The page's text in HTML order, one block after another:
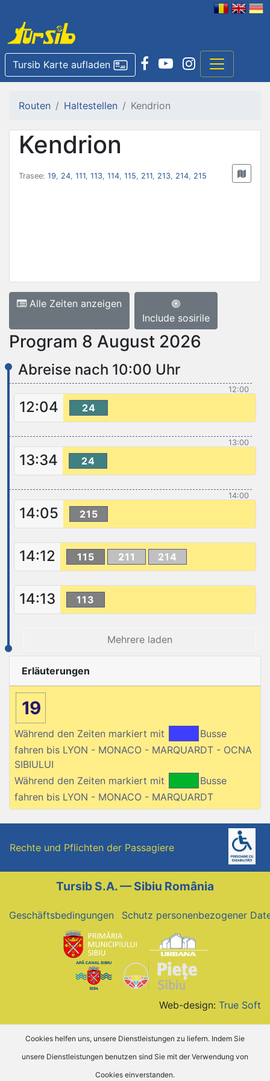
Tursib Karte aufladen
Routen Haltestellen Kendrion
Kendrion
Trasee: 19, 24, 111, 113, 114, 115, 211, 213, 214, 215
Alle Zeiten anzeigen
Include sosirile
Program 8 August 2026
Abreise nach 10:00 Uhr
12:00
12:04 24
13:00
13:34 24
14:00
14:05 215
14:12 115 211 214
14:13 113
Mehrere laden
Erläuterungen
19
Während den Zeiten markiert mit
Busse
fahren bis LYON - MONACO - MARQUARDT - OCNA
SIBIULUI
Während den Zeiten markiert mit
Busse
fahren bis LYON - MONACO - MARQUARDT
Rechte und Pflichten der Passagiere
Tursib S.A. — Sibiu România
Geschäftsbedingungen Schutz personenbezogener
Web-design: True Soft
Cookies helfen uns, unsere Dienstleistungen zu liefern. Indem Sie
unsere Dienstleistungen benutzen sind Sie mit der Verwendung von
Cookies einverstanden.